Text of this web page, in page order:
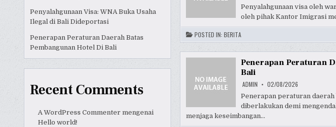
Penyalahgunaan Visa: WNA Buka Usaha
Ilegal di Bali Dideportasi
Penerapan Peraturan Daerah Batas
Pembangunan Hotel Di Bali
Recent Comments
A WordPress Commenter mengenai
Hello world!
Penyalahgunaan visa oleh
oleh pihak Kantor Imigrasi
POSTED IN: BERITA
Penerapan Peraturan
Bali
ADMIN 02/08/2026
Penerapan peraturan
diberlakukan demi
menjaga keseimbangan…